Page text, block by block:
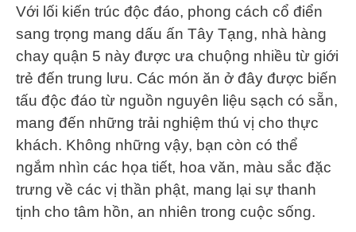
Với lối kiến trúc độc đáo, phong cách cổ điển
sang trọng mang dấu ấn Tây Tạng, nhà hàng
chay quận 5 này được ưa chuộng nhiều từ giới
trẻ đến trung lưu. Các món ăn ở đây được biến
tấu độc đáo từ nguồn nguyên liệu sạch có sẵn,
mang đến những trải nghiệm thú vị cho thực
khách. Không những vậy, bạn còn có thể
ngắm nhìn các họa tiết, hoa văn, màu sắc đặc
trưng về các vị thần phật, mang lại sự thanh
tịnh cho tâm hồn, an nhiên trong cuộc sống.